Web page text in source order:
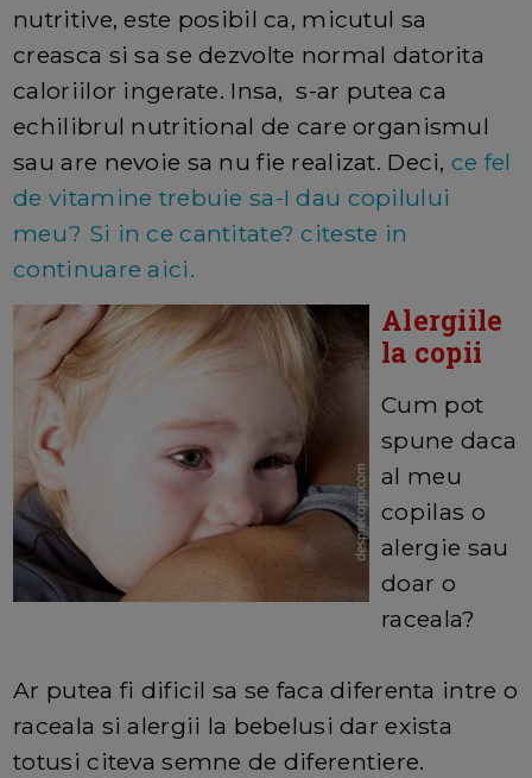
nutritive, este posibil ca, micutul sa
creasca si sa se dezvolte normal datorita
caloriilor ingerate. Insa, s-ar putea ca
echilibrul nutritional de care organismul
sau are nevoie sa nu fie realizat. Deci,ce fel
de vitamine trebuie sa-I dau copilului
meu? Si in ce cantitate? citeste in
continuare aici.
Alergiile
la copii
Cum pot
spune daca
al meu
copilas o
alergie sau
doar o
raceala?
Ar putea fi dificil sa se faca diferenta intre o
raceala si alergii la bebelusi dar exista
totusi citeva semne de diferentiere.